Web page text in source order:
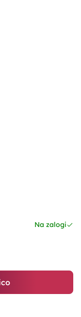
Na zalogi